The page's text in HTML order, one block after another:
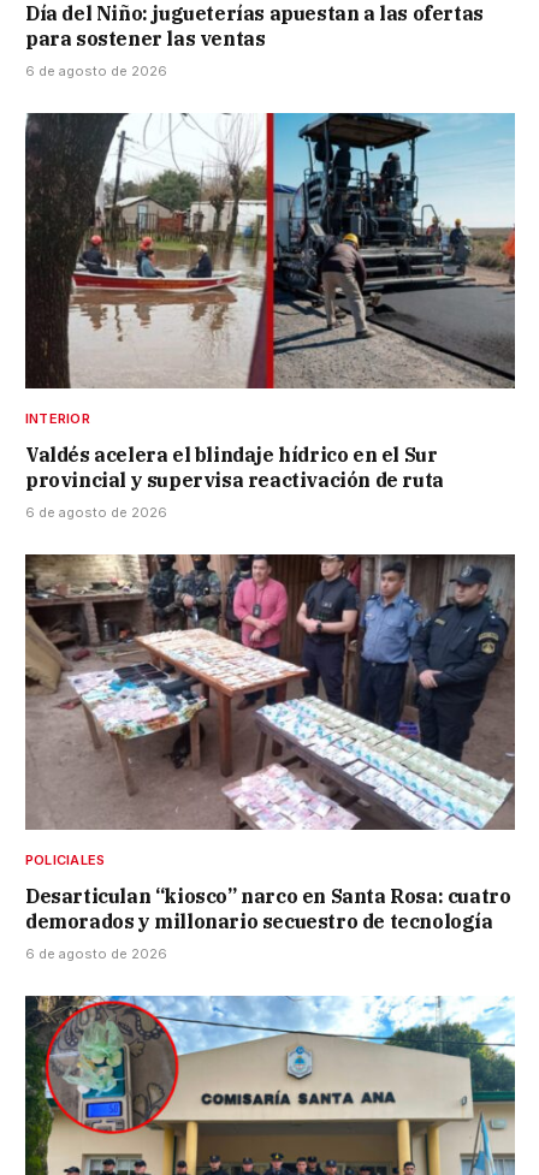
Día del Niño: jugueterías apuestan a las ofertas
para sostener las ventas
6 de agosto de 2026
INTERIOR
Valdés acelera el blindaje hídrico en el Sur
provincial y supervisa reactivación de ruta
6 de agosto de 2026
POLICIALES
Desarticulan “kiosco” narco en Santa Rosa: cuatro
demorados y millonario secuestro de tecnología
6 de agosto de 2026